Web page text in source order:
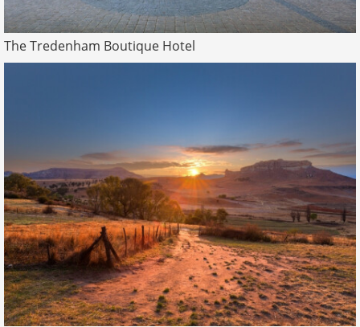
The Tredenham Boutique Hotel